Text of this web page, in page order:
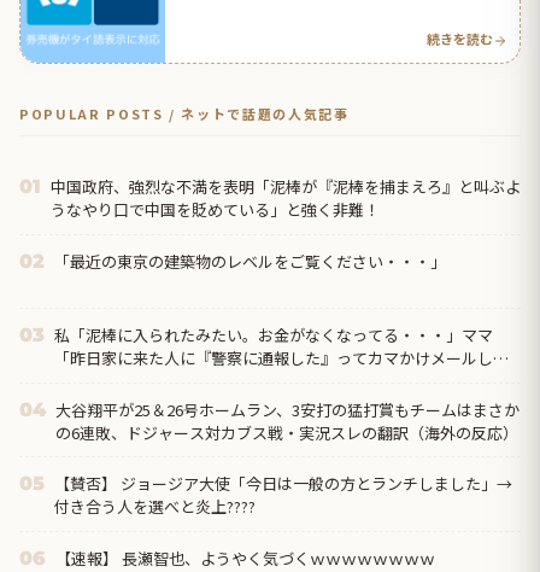
続きを読む
POPULAR POSTS / ネットで話題の人気記事
01 中国政府、強烈な不満を表明「泥棒が『泥棒を捕まえろ』と叫ぶよ
うなやり口で中国を貶めている」と強く非難！
02 「最近の東京の建築物のレベルをご覧ください・・・」
03 私「泥棒に入られたみたい。お金がなくなってる・・・」ママ
「昨日家に来た人に『警察に通報した』ってカマかけメールして
04 大谷翔平が25＆26号ホームラン、3安打の猛打賞もチームはまさか
の6連敗、ドジャース対カブス戦・実況スレの翻訳（海外の反応）
05
【賛否】 ジョージア大使「今日は一般の方とランチしました」→
付き合う人を選べと炎上????
06 【速報】 長瀬智也、ようやく気づくｗｗｗｗｗｗｗｗ